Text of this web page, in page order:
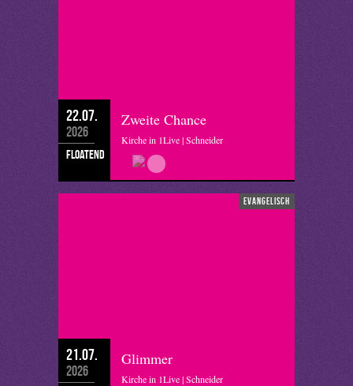
22.07.
2026
floatend
Zweite Chance
Kirche in 1Live | Schneider
evangelisch
21.07.
2026
Glimmer
Kirche in 1Live | Schneider